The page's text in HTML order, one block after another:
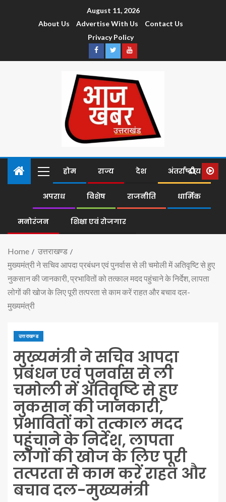
August 11, 2026
About Us
Advertise With Us
Contact Us
Privacy Policy
होम राज्य देश अंतर्राष्ट्रीय
अपराध विशेष राजनीति धार्मिक
मनोरंजन शिक्षा एवं रोजगार
Home
उत्तराखण्ड
मुख्यमंत्री ने सचिव आपदा प्रबंधन एवं पुनर्वास से ली चमोली में अतिवृष्टि से हुए
नुकसान की जानकारी, प्रभावितों को तत्काल मदद पहुंचाने के निर्देश, लापता
लोगों की खोज के लिए पूरी तत्परता से काम करें राहत और बचाव दल-
मुख्यमंत्री
उत्तराखण्ड
मुख्यमंत्री ने सचिव आपदा
प्रबंधन एवं पुनर्वास से ली
चमोली में अतिवृष्टि से हुए
नुकसान की जानकारी,
प्रभावितों को तत्काल मदद
पहुंचाने के निर्देश, लापता
लोगों की खोज के लिए पूरी
तत्परता से काम करें राहत और
बचाव दल-मुख्यमंत्री